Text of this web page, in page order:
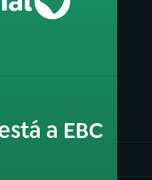
a EBC